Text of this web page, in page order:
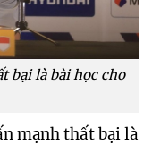
bại là bài học cho
mạnh thất bại là